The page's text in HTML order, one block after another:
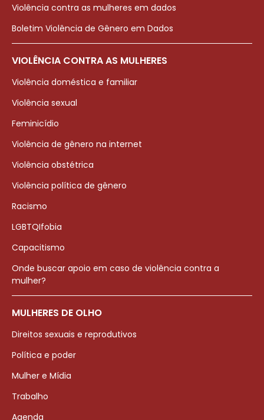
Violência contra as mulheres em dados
Boletim Violência de Gênero em Dados
VIOLÊNCIA CONTRA AS MULHERES
Violência doméstica e familiar
Violência sexual
Feminicídio
Violência de gênero na internet
Violência obstétrica
Violência política de gênero
Racismo
LGBTQIfobia
Capacitismo
Onde buscar apoio em caso de violência contra a
mulher?
MULHERES DE OLHO
Direitos sexuais e reprodutivos
Política e poder
Mulher e Mídia
Trabalho
Agenda